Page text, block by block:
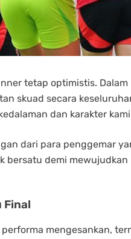
tetap optimistis.
skuad secara
dan karakter
dari para penggemar
bersatu demi
Final
mengesankan,